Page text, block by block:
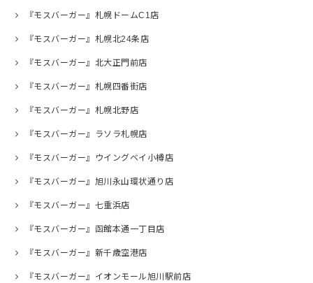
『モスバーガー』札幌ドームC1店
『モスバーガー』札幌北24条店
『モスバーガー』北大正門前店
『モスバーガー』札幌四番街店
『モスバーガー』札幌北野店
『モスバーガー』ラソラ札幌店
『モスバーガー』ウイングベイ小樽店
『モスバーガー』旭川永山環状通り店
『モスバーガー』七重浜店
『モスバーガー』函館本通一丁目店
『モスバーガー』新千歳空港店
『モスバーガー』イオンモール旭川駅前店